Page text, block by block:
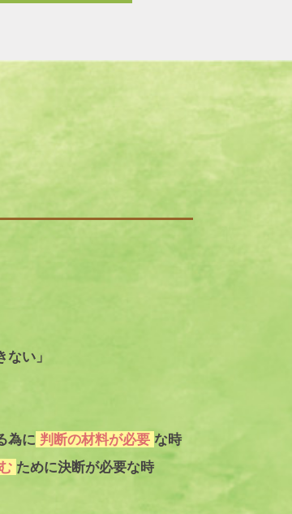
い」
為に 判断の材料が必要 な時
ために決断が必要な時